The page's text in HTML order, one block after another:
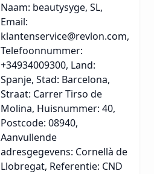
Naam: beautysyge, SL,
Email:
klantenservice@revlon.com,
Telefoonnummer:
+34934009300, Land:
Spanje, Stad: Barcelona,
Straat: Carrer Tirso de
Molina, Huisnummer: 40,
Postcode: 08940,
Aanvullende
adresgegevens: Cornellà de
Llobregat, Referentie: CND